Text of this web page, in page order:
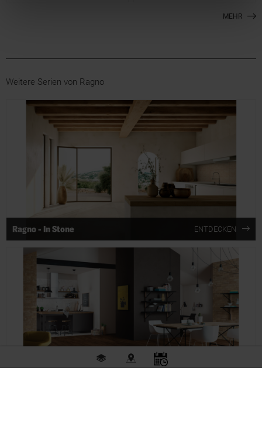
MEHR
Weitere Serien von Ragno
Ragno - In Stone ENTDECKEN
Stores Beratung